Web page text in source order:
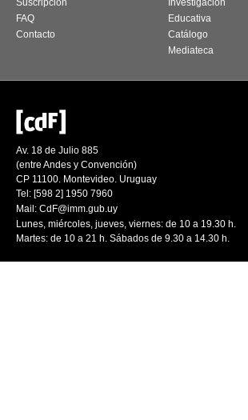
Suscripción
FAQ
Contacto
Investigación
Educativa
Catálogo
Mediateca
Av. 18 de Julio 885
(entre Andes y Convención)
CP 11100. Montevideo. Uruguay
Tel: [598 2] 1950 7960
Mail: CdF@imm.gub.uy
Lunes, miércoles, jueves, viernes: de 10 a 19.30 h.
Martes: de 10 a 21 h. Sábados de 9.30 a 14.30 h.